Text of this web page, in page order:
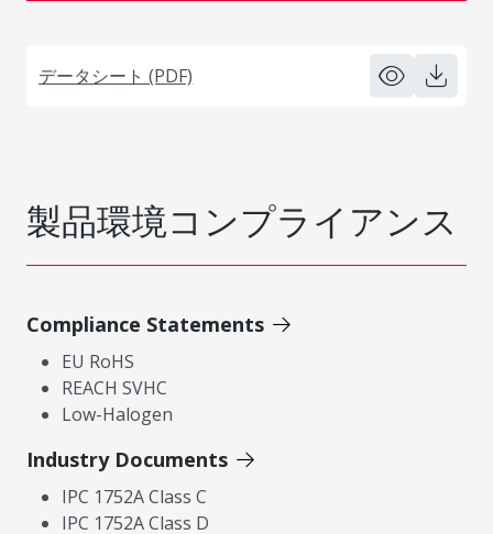
データシート (PDF)
製品環境コンプライアンス
Compliance Statements
EU RoHS
REACH SVHC
Low-Halogen
Industry Documents
IPC 1752A Class C
IPC 1752A Class D